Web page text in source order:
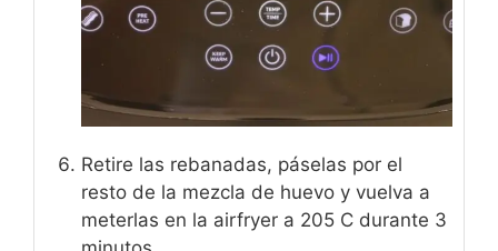
Retire las rebanadas, páselas por el
resto de la mezcla de huevo y vuelva a
meterlas en la airfryer a 205 C durante 3